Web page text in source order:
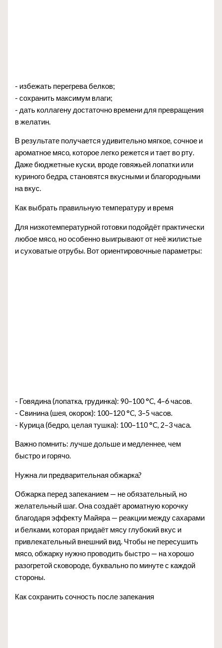
- избежать перегрева белков;
- сохранить максимум влаги;
- дать коллагену достаточно времени для превращения
в желатин.
В результате получается удивительно мягкое, сочное и
ароматное мясо, которое легко режется и тает во рту.
Даже бюджетные куски, вроде говяжьей лопатки или
куриного бедра, становятся вкусными и благородными
на вкус.
Как выбрать правильную температуру и время
Для низкотемпературной готовки подойдёт практически
любое мясо, но особенно выигрывают от неё жилистые
и суховатые отрубы. Вот ориентировочные параметры:
- Говядина (лопатка, грудинка): 90–100 °C, 4–6 часов.
- Свинина (шея, окорок): 100–120 °C, 3–5 часов.
- Курица (бедро, целая тушка): 100–110 °C, 2–3 часа.
Важно помнить: лучше дольше и медленнее, чем
быстро и горячо.
Нужна ли предварительная обжарка?
Обжарка перед запеканием — не обязательный, но
желательный шаг. Она создаёт ароматную корочку
благодаря эффекту Майяра — реакции между сахарами
и белками, которая придаёт мясу глубокий вкус и
привлекательный внешний вид. Чтобы не пересушить
мясо, обжарку нужно проводить быстро — на хорошо
разогретой сковороде, буквально по минуте с каждой
стороны.
Как сохранить сочность после запекания